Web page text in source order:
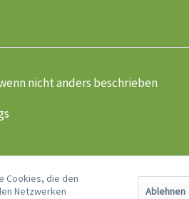
nicht anders beschrieben
Cookies, die den
Netzwerken
Ablehnen